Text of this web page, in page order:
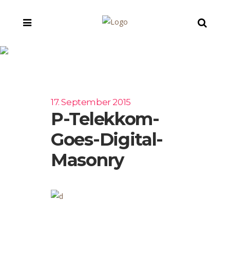
17. September 2015
P-Telekkom-
Goes-Digital-
Masonry